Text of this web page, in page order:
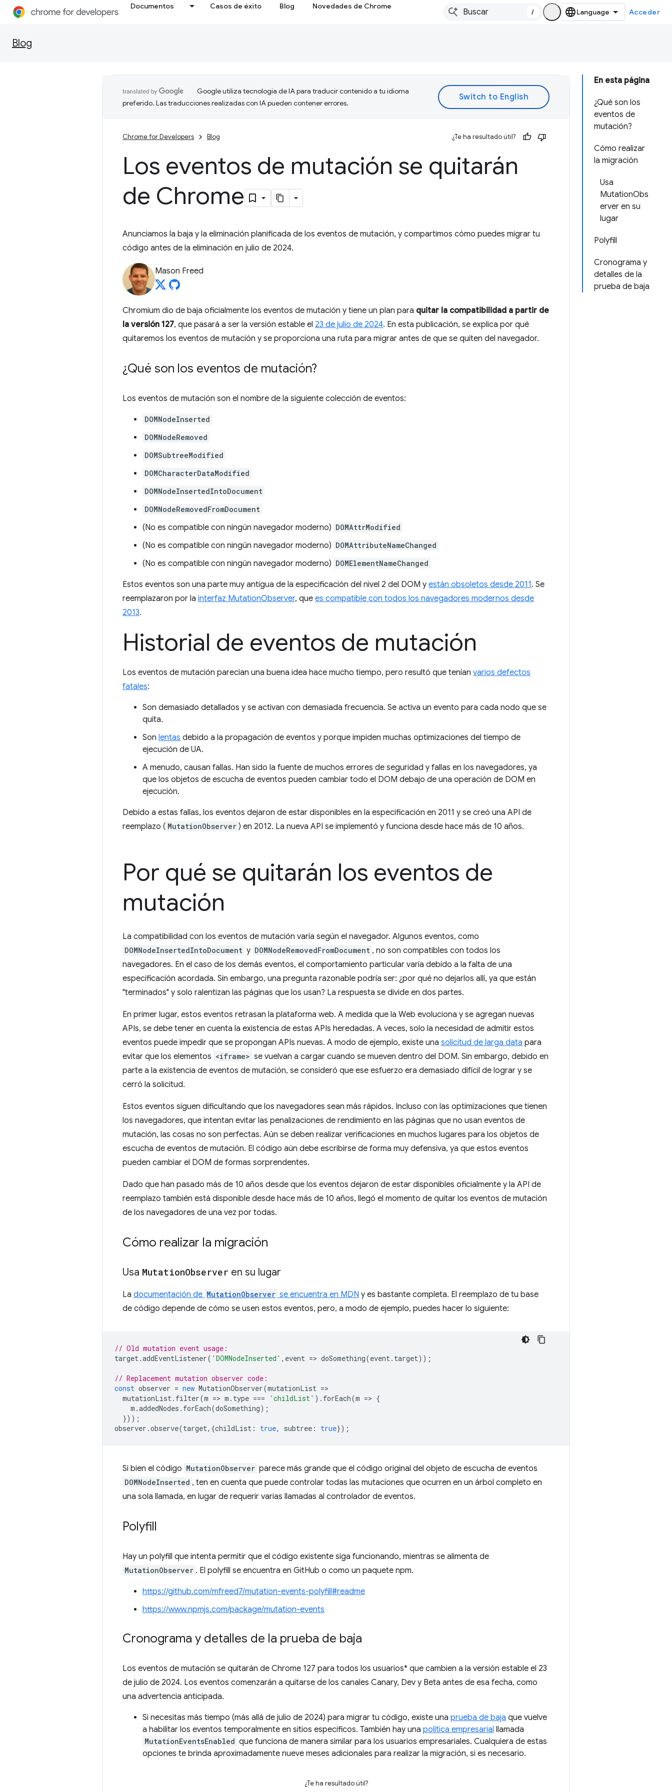
Documentos Casos de éxito Blog Novedades de Chrome
/ Acceder
Blog
En esta página
¿Qué son los
eventos de
mutación?
Cómo realizar
la migración
Usa
MutationObs
erver en su
lugar
Polyfill
Cronograma y
detalles de la
prueba de baja
Google utiliza tecnología de IA para traducir contenido a tu idioma
preferido. Las traducciones realizadas con IA pueden contener errores.
Chrome for Developers Blog ¿Te ha resultado útil?
Los eventos de mutación se quitarán
de Chrome
Anunciamos la baja y la eliminación planificada de los eventos de mutación, y compartimos cómo puedes migrar tu
código antes de la eliminación en julio de 2024.
Mason Freed
Chromium dio de baja oficialmente los eventos de mutación y tiene un plan para quitar la compatibilidad a partir de
la versión 127, que pasará a ser la versión estable el 23 de julio de 2024. En esta publicación, se explica por qué
quitaremos los eventos de mutación y se proporciona una ruta para migrar antes de que se quiten del navegador.
¿Qué son los eventos de mutación?
Los eventos de mutación son el nombre de la siguiente colección de eventos:
DOMNodeInserted
DOMNodeRemoved
DOMSubtreeModified
DOMCharacterDataModified
DOMNodeInsertedIntoDocument
DOMNodeRemovedFromDocument
(No es compatible con ningún navegador moderno) DOMAttrModified
(No es compatible con ningún navegador moderno) DOMAttributeNameChanged
(No es compatible con ningún navegador moderno) DOMElementNameChanged
Estos eventos son una parte muy antigua de la especificación del nivel 2 del DOM y están obsoletos desde 2011. Se
reemplazaron por la interfaz MutationObserver, que es compatible con todos los navegadores modernos desde
2013.
Historial de eventos de mutación
Los eventos de mutación parecían una buena idea hace mucho tiempo, pero resultó que tenían varios defectos
fatales:
Son demasiado detallados y se activan con demasiada frecuencia. Se activa un evento para cada nodo que se
quita.
Son lentas debido a la propagación de eventos y porque impiden muchas optimizaciones del tiempo de
ejecución de UA.
A menudo, causan fallas. Han sido la fuente de muchos errores de seguridad y fallas en los navegadores, ya
que los objetos de escucha de eventos pueden cambiar todo el DOM debajo de una operación de DOM en
ejecución.
Debido a estas fallas, los eventos dejaron de estar disponibles en la especificación en 2011 y se creó una API de
reemplazo ( MutationObserver ) en 2012. La nueva API se implementó y funciona desde hace más de 10 años.
Por qué se quitarán los eventos de
mutación
La compatibilidad con los eventos de mutación varía según el navegador. Algunos eventos, como
DOMNodeInsertedIntoDocument y DOMNodeRemovedFromDocument , no son compatibles con todos los
navegadores. En el caso de los demás eventos, el comportamiento particular varía debido a la falta de una
especificación acordada. Sin embargo, una pregunta razonable podría ser: ¿por qué no dejarlos allí, ya que están
"terminados" y solo ralentizan las páginas que los usan? La respuesta se divide en dos partes.
En primer lugar, estos eventos retrasan la plataforma web. A medida que la Web evoluciona y se agregan nuevas
APIs, se debe tener en cuenta la existencia de estas APIs heredadas. A veces, solo la necesidad de admitir estos
eventos puede impedir que se propongan APIs nuevas. A modo de ejemplo, existe una solicitud de larga data para
evitar que los elementos <iframe> se vuelvan a cargar cuando se mueven dentro del DOM. Sin embargo, debido en
parte a la existencia de eventos de mutación, se consideró que ese esfuerzo era demasiado difícil de lograr y se
cerró la solicitud.
Estos eventos siguen dificultando que los navegadores sean más rápidos. Incluso con las optimizaciones que tienen
los navegadores, que intentan evitar las penalizaciones de rendimiento en las páginas que no usan eventos de
mutación, las cosas no son perfectas. Aún se deben realizar verificaciones en muchos lugares para los objetos de
escucha de eventos de mutación. El código aún debe escribirse de forma muy defensiva, ya que estos eventos
pueden cambiar el DOM de formas sorprendentes.
Dado que han pasado más de 10 años desde que los eventos dejaron de estar disponibles oficialmente y la API de
reemplazo también está disponible desde hace más de 10 años, llegó el momento de quitar los eventos de mutación
de los navegadores de una vez por todas.
Cómo realizar la migración
Usa MutationObserver en su lugar
La documentación de MutationObserver se encuentra en MDN y es bastante completa. El reemplazo de tu base
de código depende de cómo se usen estos eventos, pero, a modo de ejemplo, puedes hacer lo siguiente:
// Old mutation event usage:
target.addEventListener( 'DOMNodeInserted' , event => doSomething(event. target));
// Replacement mutation observer code:
const observer = new MutationObserver(mutationList =>
mutationList. filter(m => m . type === 'childList' ). forEach(m => {
m .addedNodes . forEach(doSomething);
}));
observer .observe(target,{childList : true, subtree : true});
Si bien el código MutationObserver parece más grande que el código original del objeto de escucha de eventos
DOMNodeInserted , ten en cuenta que puede controlar todas las mutaciones que ocurren en un árbol completo en
una sola llamada, en lugar de requerir varias llamadas al controlador de eventos.
Polyfill
Hay un polyfill que intenta permitir que el código existente siga funcionando, mientras se alimenta de
MutationObserver . El polyfill se encuentra en GitHub o como un paquete npm.
https://github.com/mfreed7/mutation-events-polyfill#readme
https://www.npmjs.com/package/mutation-events
Cronograma y detalles de la prueba de baja
Los eventos de mutación se quitarán de Chrome 127 para todos los usuarios* que cambien a la versión estable el 23
de julio de 2024. Los eventos comenzarán a quitarse de los canales Canary, Dev y Beta antes de esa fecha, como
una advertencia anticipada.
Si necesitas más tiempo (más allá de julio de 2024) para migrar tu código, existe una prueba de baja que vuelve
a habilitar los eventos temporalmente en sitios específicos. También hay una política empresarial llamada
MutationEventsEnabled que funciona de manera similar para los usuarios empresariales. Cualquiera de estas
opciones te brinda aproximadamente nueve meses adicionales para realizar la migración, si es necesario.
¿Te ha resultado útil?